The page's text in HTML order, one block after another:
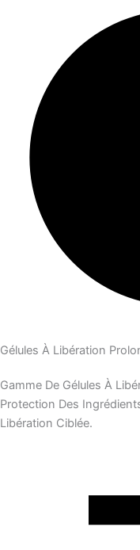
Gélules À Libération
Gamme De Gélules À
Protection Des
Libération Ciblée.